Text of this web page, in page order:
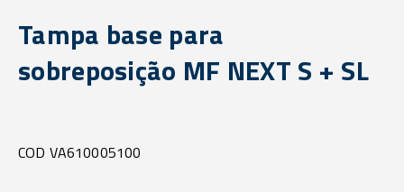
Tampa base para
sobreposição MF NEXT S + SL
COD VA610005100